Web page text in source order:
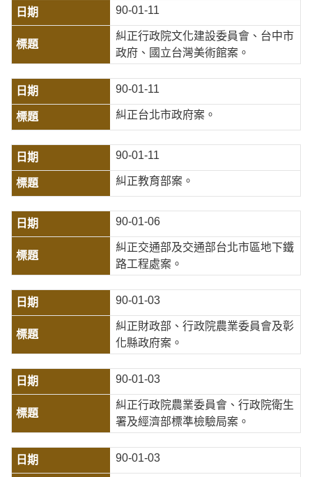
90-01-11
糾正行政院文化建設委員會、台中市
政府、國立台灣美術館案。
90-01-11
糾正台北市政府案。
90-01-11
糾正教育部案。
90-01-06
糾正交通部及交通部台北市區地下鐵
路工程處案。
90-01-03
糾正財政部、行政院農業委員會及彰
化縣政府案。
90-01-03
糾正行政院農業委員會、行政院衛生
署及經濟部標準檢驗局案。
90-01-03